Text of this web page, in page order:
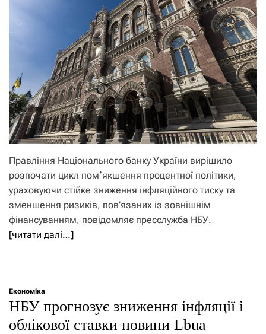
Правління Національного банку України вирішило
розпочати цикл помʼякшення процентної політики,
ураховуючи стійке зниження інфляційного тиску та
зменшення ризиків, пов’язаних із зовнішнім
фінансуванням, повідомляє пресслужба НБУ.
[читати далі…]
Економіка
НБУ прогнозує зниження інфляції і
облікової ставки новини Lbua